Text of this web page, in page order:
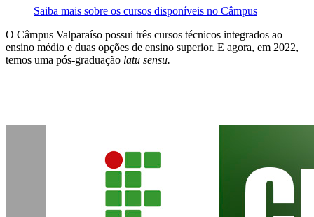
Saiba mais sobre os cursos disponíveis no Câmpus
O Câmpus Valparaíso possui três cursos técnicos integrados ao
ensino médio e duas opções de ensino superior. E agora, em 2022,
temos uma pós-graduação latu sensu.